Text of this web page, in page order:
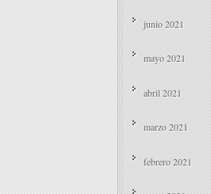
junio 2021
mayo 2021
abril 2021
marzo 2021
febrero 2021